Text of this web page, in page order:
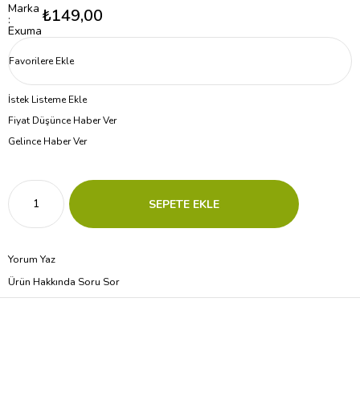
Marka
:
Exuma
₺149,00
Favorilere Ekle
İstek Listeme Ekle
Fiyat Düşünce Haber Ver
Gelince Haber Ver
Yorum Yaz
Ürün Hakkında Soru Sor